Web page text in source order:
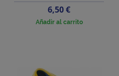
Precio
6,50 €
Añadir al carrito